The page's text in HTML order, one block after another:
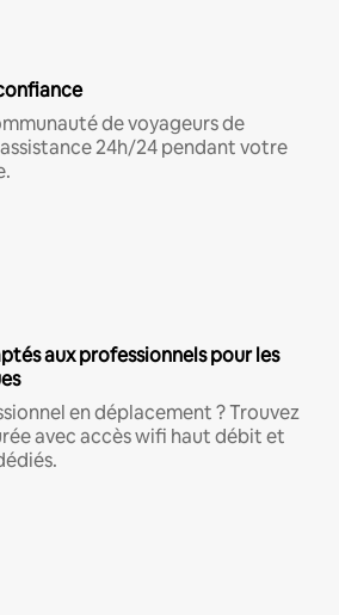
de voyageurs de
24h/24 pendant votre
aux professionnels pour les
en déplacement ? Trouvez
avec accès wifi haut débit et